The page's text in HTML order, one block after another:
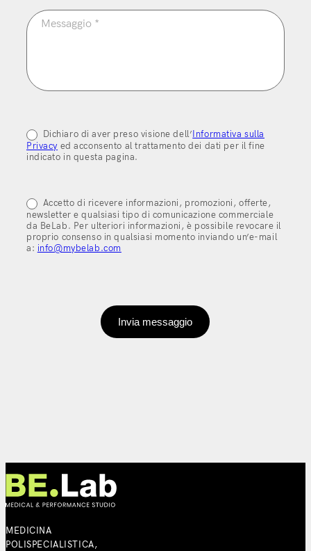
Dichiaro di aver preso visione dell’ Informativa sulla
Privacy ed acconsento al trattamento dei dati per il fine
indicato in questa pagina.
Accetto di ricevere informazioni, promozioni, offerte,
newsletter e qualsiasi tipo di comunicazione commerciale
da BeLab. Per ulteriori informazioni, è possibile revocare il
proprio consenso in qualsiasi momento inviando un’e-mail
a: info@mybelab.com
Invia messaggio
MEDICINA
POLISPECIALISTICA,